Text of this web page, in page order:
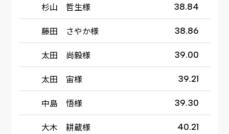
杉山 哲生様 38.84
藤田 さやか様 38.86
太田 尚毅様 39.00
太田 宙様 39.21
中島 悟様 39.30
大木 耕蔵様 40.21